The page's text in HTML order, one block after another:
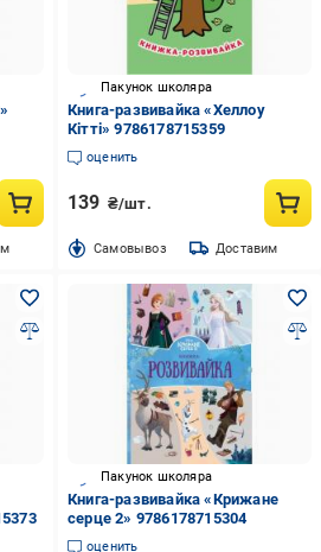
Пакунок школяра
Книга-развивайка «Хеллоу
Кітті» 9786178715359
оценить
139 ₴/шт.
Cамовывоз Доставим
Пакунок школяра
Книга-развивайка «Крижане
серце 2» 9786178715304
оценить